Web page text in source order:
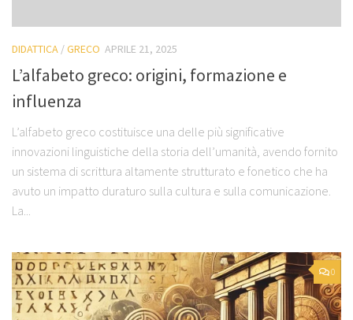
DIDATTICA /GRECO APRILE 21, 2025
L’alfabeto greco: origini, formazione e
influenza
L’alfabeto greco costituisce una delle più significative
innovazioni linguistiche della storia dell’umanità, avendo fornito
un sistema di scrittura altamente strutturato e fonetico che ha
avuto un impatto duraturo sulla cultura e sulla comunicazione.
La...
0